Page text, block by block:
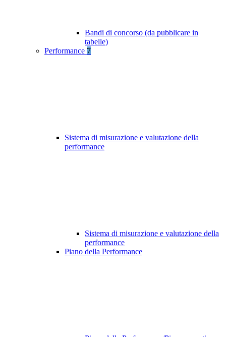
Bandi di concorso (da pubblicare in
tabelle)
Performance 7
Sistema di misurazione e valutazione della
performance
Sistema di misurazione e valutazione della
performance
Piano della Performance